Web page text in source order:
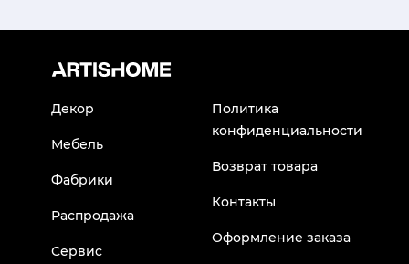
Декор
Мебель
Фабрики
Распродажа
Сервис
Политика
конфиденциальности
Возврат товара
Контакты
Оформление заказа